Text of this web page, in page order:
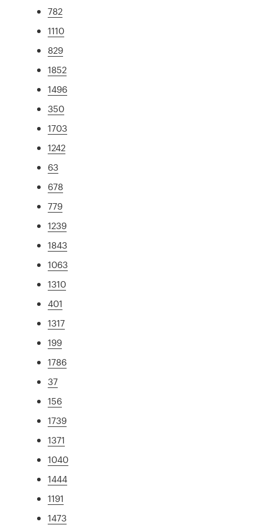
782
1110
829
1852
1496
350
1703
1242
63
678
779
1239
1843
1063
1310
401
1317
199
1786
37
156
1739
1371
1040
1444
1191
1473